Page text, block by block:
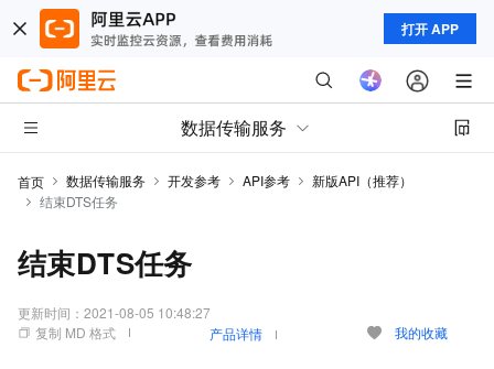
打开 APP
数据传输服务
首页 数据传输服务 开发参考 API参考
新版API（推荐）
结束DTS任务
结束DTS任务
更新时间： 2021-08-05 10:48:27
复制 MD 格式
产品详情 我的收藏